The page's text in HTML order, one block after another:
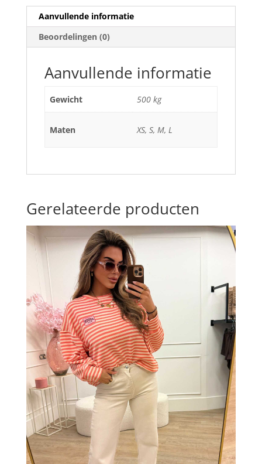
Aanvullende informatie
Beoordelingen (0)
Aanvullende informatie
Gewicht 500 kg
Maten XS, S, M, L
Gerelateerde producten